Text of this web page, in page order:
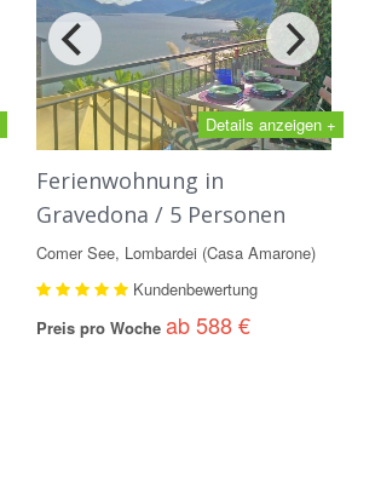
Details anzeigen +
Ferienwohnung in
Gravedona / 5 Personen
Comer See, Lombardei (Casa Amarone)
Kundenbewertung
Preis pro Woche ab 588 €